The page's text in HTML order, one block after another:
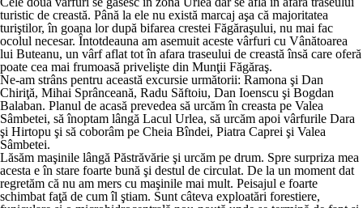
turistic de creastă. Până la ele nu există marcaj aşa că majoritatea
turiştilor, în goana lor după bifarea crestei Făgăraşului, nu mai fac
ocolul necesar. Întotdeauna am asemuit aceste vârfuri cu Vânătoarea
lui Buteanu, un vârf aflat tot în afara traseului de creastă însă care oferă
poate cea mai frumoasă privelişte din Munţii Făgăraş.
Ne-am strâns pentru această excursie următorii: Ramona şi Dan
Chiriţă, Mihai Sprânceană, Radu Săftoiu, Dan Ioenscu şi Bogdan
Balaban. Planul de acasă prevedea să urcăm în creasta pe Valea
Sâmbetei, să înoptam lângă Lacul Urlea, să urcăm apoi vârfurile Dara
şi Hirtopu şi să coborâm pe Cheia Bîndei, Piatra Caprei şi Valea
Sâmbetei.
Lăsăm maşinile lângă Păstrăvărie şi urcăm pe drum. Spre surpriza mea
acesta e în stare foarte bună şi destul de circulat. De la un moment dat
regretăm că nu am mers cu maşinile mai mult. Peisajul e foarte
schimbat faţă de cum îl ştiam. Sunt câteva exploatări forestiere,